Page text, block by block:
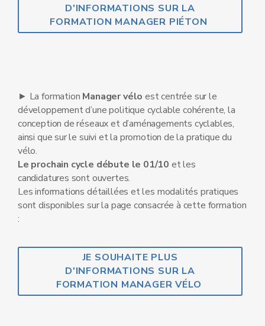
D'INFORMATIONS SUR LA
FORMATION MANAGER PIÉTON
► La formation Manager vélo est centrée sur le
développement d’une politique cyclable cohérente, la
conception de réseaux et d’aménagements cyclables,
ainsi que sur le suivi et la promotion de la pratique du
vélo.
Le prochain cycle débute le 01/10 et les
candidatures sont ouvertes.
Les informations détaillées et les modalités pratiques
sont disponibles sur la page consacrée à cette formation
:
JE SOUHAITE PLUS
D'INFORMATIONS SUR LA
FORMATION MANAGER VÉLO